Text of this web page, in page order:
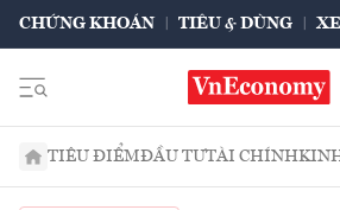
CHỨNG KHOÁN TIÊU & DÙNG XE
TIÊU ĐIỂMĐẦU TƯTÀI CHÍNH